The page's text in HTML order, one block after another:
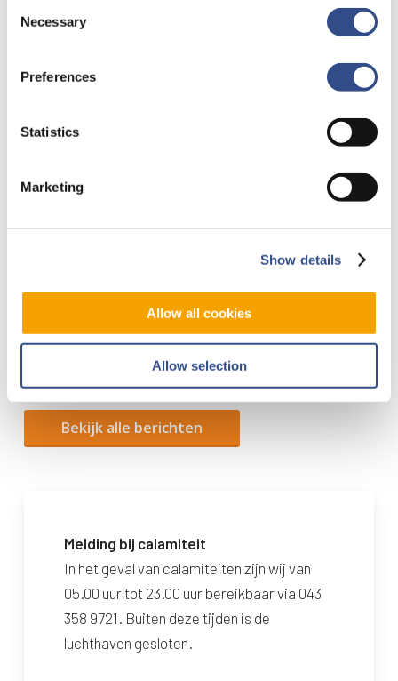
Selection
Necessary
Preferences
Statistics
Marketing
Show details
Allow all cookies
Allow selection
14 juli 2026
Vandaag voert een Embraer 175
luchthaven. Naar verwachting
o.a.…
Bekijk alle berichten
Melding bij calamiteit
In het geval van calamiteiten zijn wij van
05.00 uur tot 23.00 uur bereikbaar via 043
358 9721. Buiten deze tijden is de
luchthaven gesloten.